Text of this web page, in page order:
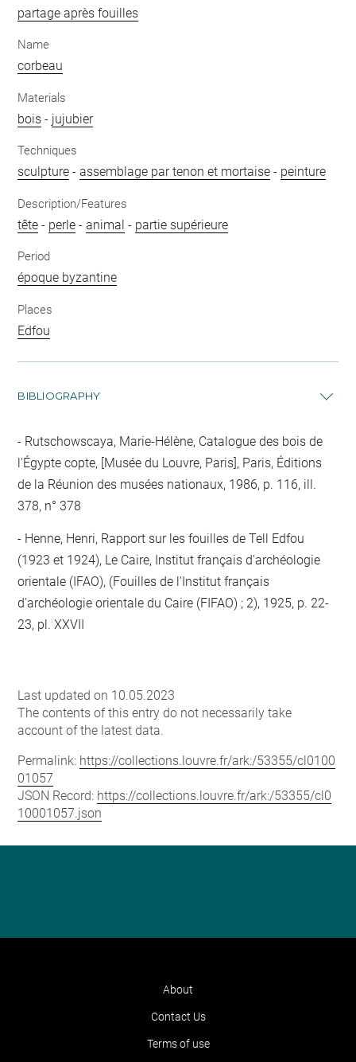
partage après fouilles
Name
corbeau
Materials
bois - jujubier
Techniques
sculpture -assemblage par tenon et mortaise - peinture
Description/Features
tête - perle -animal - partie supérieure
Period
époque byzantine
Places
Edfou
BIBLIOGRAPHY
Rutschowscaya, Marie-Hélène, Catalogue des bois de
l'Égypte copte, [Musée du Louvre, Paris], Paris, Éditions
de la Réunion des musées nationaux, 1986, p. 116, ill.
378, n° 378
Henne, Henri, Rapport sur les fouilles de Tell Edfou
(1923 et 1924), Le Caire, Institut français d'archéologie
orientale (IFAO), (Fouilles de l'Institut français
d'archéologie orientale du Caire (FIFAO) ; 2), 1925, p. 22-
23, pl. XXVII
Last updated on 10.05.2023
The contents of this entry do not necessarily take
account of the latest data.
Permalink: https://collections.louvre.fr/ark:/53355/cl0100
01057
JSON Record: https://collections.louvre.fr/ark:/53355/cl0
10001057.json
About
Contact Us
Terms of use